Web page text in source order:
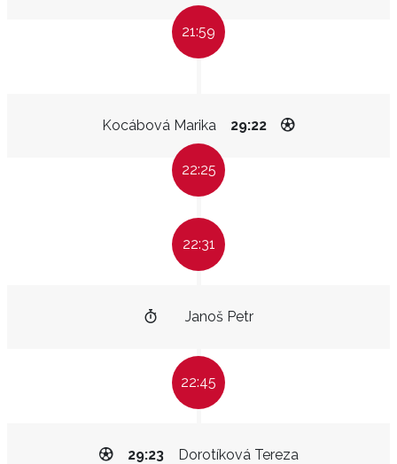
21:59
Kocábová Marika 29:22
22:25
22:31
Janoš Petr
22:45
Dorotíková Tereza
29:23